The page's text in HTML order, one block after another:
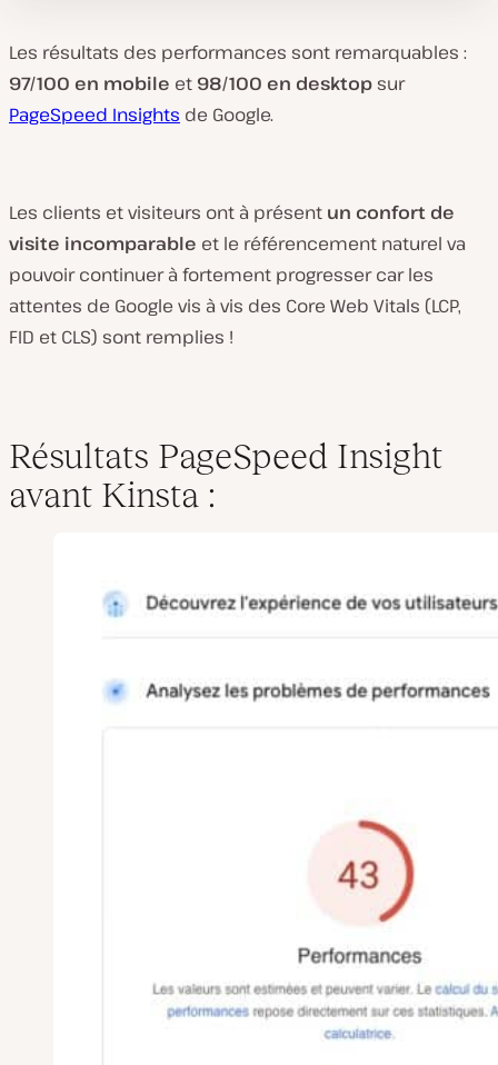
Les résultats des performances sont remarquables :
97/100 en mobile et 98/100 en desktop sur
PageSpeed Insights de Google.
Les clients et visiteurs ont à présent un confort de
visite incomparable et le référencement naturel va
pouvoir continuer à fortement progresser car les
attentes de Google vis à vis des Core Web Vitals (LCP,
FID et CLS) sont remplies !
Résultats PageSpeed Insight
avant Kinsta :